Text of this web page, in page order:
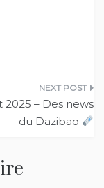
2025 – Des news
du Dazibao